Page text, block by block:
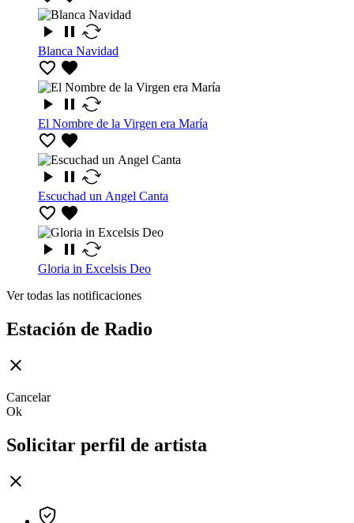
Blanca Navidad
El Nombre de la Virgen era María
Escuchad un Angel Canta
Gloria in Excelsis Deo
Ver todas las notificaciones
Estación de Radio
Cancelar
Ok
Solicitar perfil de artista